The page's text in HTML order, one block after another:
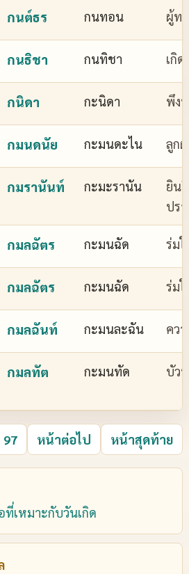
กนต์ธร กนทอน ผู้ท
กนธิชา กนทิชา เกิด
กนิดา กะนิดา พึง
กมนดนัย กะมนดะไน ลูก
กมรานันท์ กะมะรานัน
ยิน
ปร
กมลฉัตร กะมนฉัด ร่มใ
กมลฉัตร กะมนฉัด ร่มใ
กมลฉันท์ กะมนละฉัน คว
กมลทัต กะมนทัด บัว
97 หน้าต่อไป หน้าสุดท้าย
เหมาะกับวันเกิด